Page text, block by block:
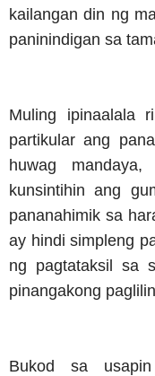
kailangan din ng
paninindigan sa
Muling ipinaalala
partikular ang
huwag
kunsintihin ang
pananahimik sa
ay hindi simpleng
ng pagtataksil sa
pinangakong
Bukod sa